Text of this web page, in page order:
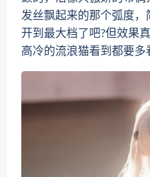
发丝飘起来的那个弧度
开到最大档了吧?但效果
高冷的流浪猫看到都要多